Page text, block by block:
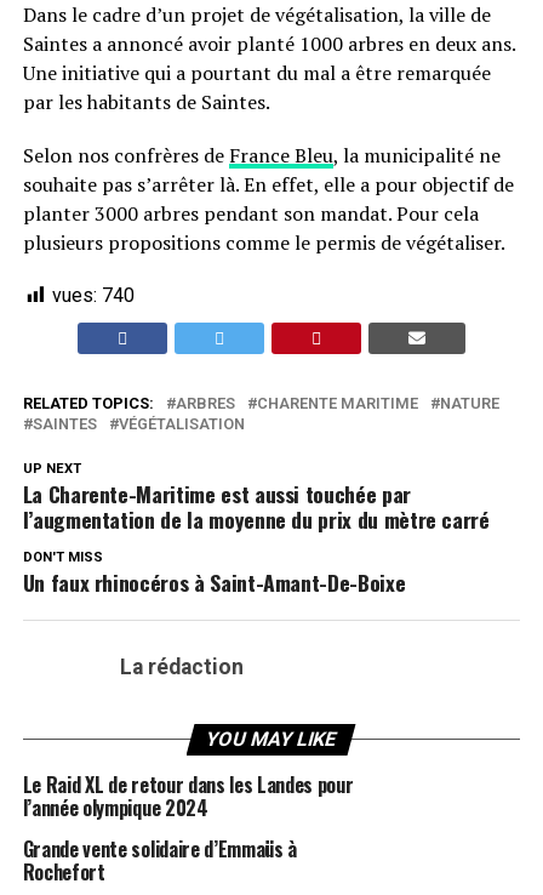
Dans le cadre d’un projet de végétalisation, la ville de
Saintes a annoncé avoir planté 1000 arbres en deux ans.
Une initiative qui a pourtant du mal a être remarquée
par les habitants de Saintes.
Selon nos confrères de France Bleu, la municipalité ne
souhaite pas s’arrêter là. En effet, elle a pour objectif de
planter 3000 arbres pendant son mandat. Pour cela
plusieurs propositions comme le permis de végétaliser.
vues: 740
RELATED TOPICS: ARBRES CHARENTE MARITIME
NATURE
SAINTES
VÉGÉTALISATION
UP NEXT
La Charente-Maritime est aussi touchée par
l’augmentation de la moyenne du prix du mètre carré
DON'T MISS
Un faux rhinocéros à Saint-Amant-De-Boixe
La rédaction
YOU MAY LIKE
Le Raid XL de retour dans les Landes pour
l’année olympique 2024
Grande vente solidaire d’Emmaüs à
Rochefort